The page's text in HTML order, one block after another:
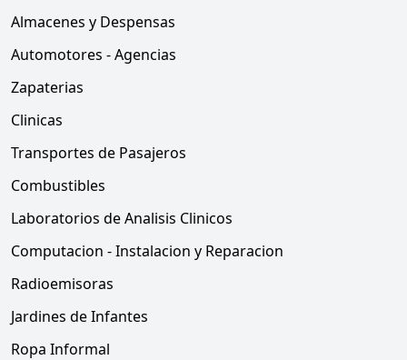
Almacenes y Despensas
Automotores - Agencias
Zapaterias
Clinicas
Transportes de Pasajeros
Combustibles
Laboratorios de Analisis Clinicos
Computacion - Instalacion y Reparacion
Radioemisoras
Jardines de Infantes
Ropa Informal